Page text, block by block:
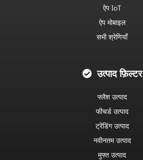
ऐप IoT
ऐप मोबाइल
सभी श्रेणियाँ
उत्पाद फ़िल्टर
फ्लैश उत्पाद
फीचर्ड उत्पाद
ट्रेंडिंग उत्पाद
नवीनतम उत्पाद
मुफ्त उत्पाद